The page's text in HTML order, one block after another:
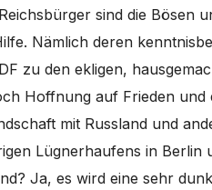
sind die Bösen
Nämlich deren
zu den ekligen,
Hoffnung auf Frieden und
mit Russland und
Lügnerhaufens in Berlin
Ja, es wird eine sehr